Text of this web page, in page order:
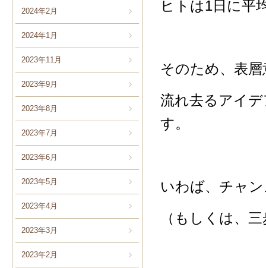
2024年2月
2024年1月
2023年11月
2023年9月
2023年8月
2023年7月
2023年6月
2023年5月
2023年4月
2023年3月
2023年2月
ヒトは1日に平
そのため、表
流れ去るアイ
す。
いわば、チャ
（もしくは、